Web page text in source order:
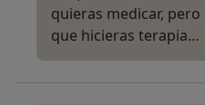
quieras medicar,
que hicieras terapia…